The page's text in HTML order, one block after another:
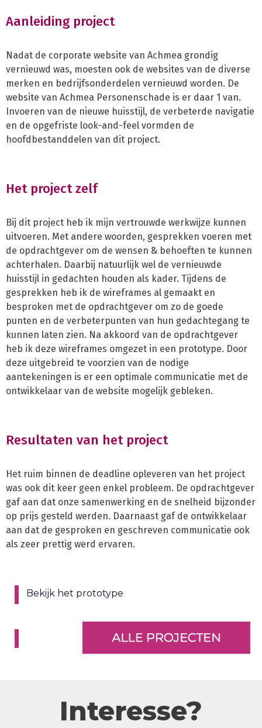
Aanleiding project
Nadat de corporate website van Achmea grondig
vernieuwd was, moesten ook de websites van de diverse
merken en bedrijfsonderdelen vernieuwd worden. De
website van Achmea Personenschade is er daar 1 van.
Invoeren van de nieuwe huisstijl, de verbeterde navigatie
en de opgefriste look-and-feel vormden de
hoofdbestanddelen van dit project.
Het project zelf
Bij dit project heb ik mijn vertrouwde werkwijze kunnen
uitvoeren. Met andere woorden, gesprekken voeren met
de opdrachtgever om de wensen & behoeften te kunnen
achterhalen. Daarbij natuurlijk wel de vernieuwde
huisstijl in gedachten houden als kader. Tijdens de
gesprekken heb ik de wireframes al gemaakt en
besproken met de opdrachtgever om zo de goede
punten en de verbeterpunten van hun gedachtegang te
kunnen laten zien. Na akkoord van de opdrachtgever
heb ik deze wireframes omgezet in een prototype. Door
deze uitgebreid te voorzien van de nodige
aantekeningen is er een optimale communicatie met de
ontwikkelaar van de website mogelijk gebleken.
Resultaten van het project
Het ruim binnen de deadline opleveren van het project
was ook dit keer geen enkel probleem. De opdrachtgever
gaf aan dat onze samenwerking en de snelheid bijzonder
op prijs gesteld werden. Daarnaast gaf de ontwikkelaar
aan dat de gesproken en geschreven communicatie ook
als zeer prettig werd ervaren.
Bekijk het prototype
Interesse?